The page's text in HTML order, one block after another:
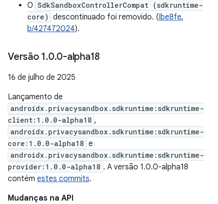
O SdkSandboxControllerCompat (sdkruntime-
core) descontinuado foi removido. (Ibe8fe,
b/427472024).
Versão 1.0.0-alpha18
16 de julho de 2025
Lançamento de
androidx.privacysandbox.sdkruntime:sdkruntime-
client:1.0.0-alpha18 ,
androidx.privacysandbox.sdkruntime:sdkruntime-
core:1.0.0-alpha18 e
androidx.privacysandbox.sdkruntime:sdkruntime-
provider:1.0.0-alpha18 . A versão 1.0.0-alpha18
contém estes commits.
Mudanças na API